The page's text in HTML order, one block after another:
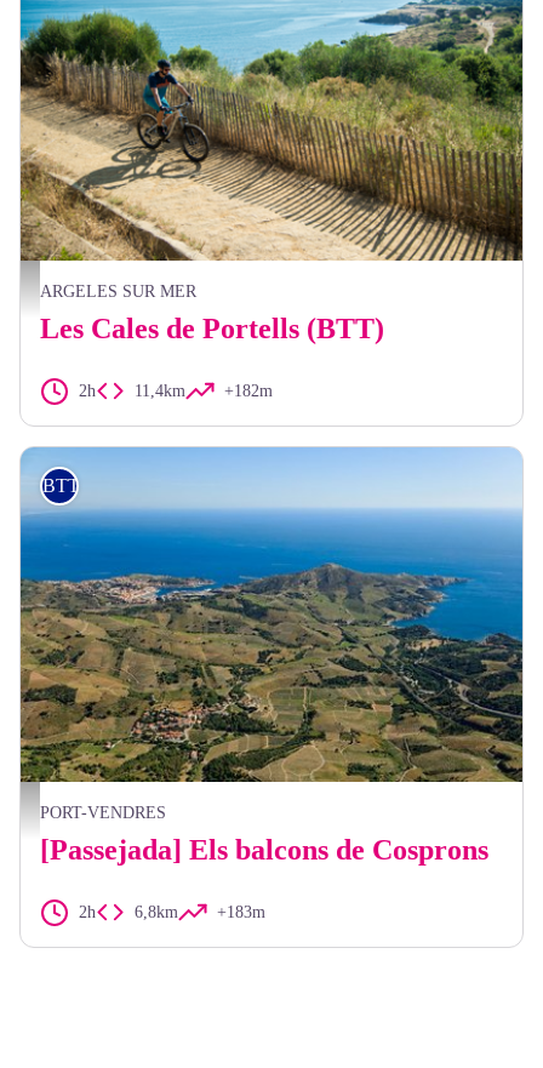
OMT Argeles sur mer
ARGELES SUR MER
Les Cales de Portells (BTT)
2h 11,4km +182m
Vue aérienne de Cosprons - Frédéric Hédelin
BTT
PORT-VENDRES
[Passejada] Els balcons de Cosprons
2h 6,8km +183m